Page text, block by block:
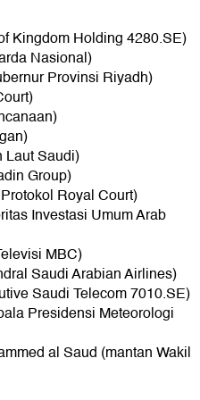
Kingdom Holding 4280.SE)
Nasional)
Provinsi Riyadh)
Laut Saudi)
Group)
Royal Court)
Investasi Umum Arab
MBC)
Saudi Arabian Airlines)
Saudi Telecom 7010.SE)
Presidensi Meteorologi
al Saud (mantan Wakil